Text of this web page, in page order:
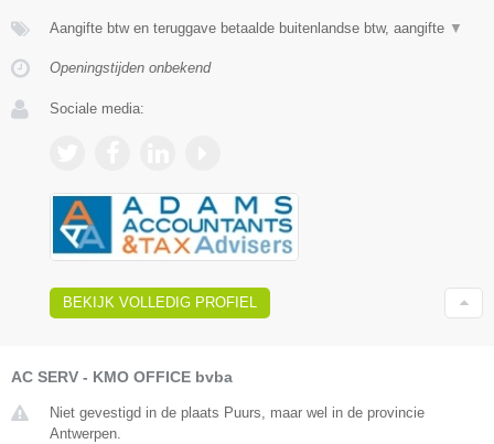
Aangifte btw en teruggave betaalde buitenlandse btw, aangifte ▼
Openingstijden onbekend
Sociale media:
BEKIJK VOLLEDIG PROFIEL
AC SERV - KMO OFFICE bvba
Niet gevestigd in de plaats Puurs, maar wel in de provincie
Antwerpen.